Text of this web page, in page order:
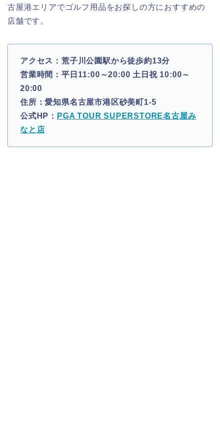
古屋港エリアでゴルフ用品をお探しの方におすすめの
店舗です。
アクセス：荒子川公園駅から徒歩約13分
営業時間：平日11:00～20:00 土日祝 10:00～
20:00
住所：愛知県名古屋市港区砂美町1-5
公式HP： PGA TOUR SUPERSTORE名古屋み
なと店